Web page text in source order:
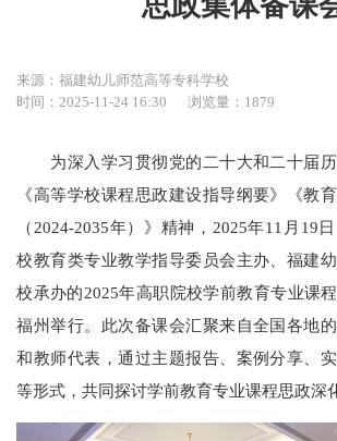
来源：福建幼儿师范高等专科学校
时间：2025-11-24 16:30
浏览量：1879
为深入学习贯彻党的二十大和二十届历
《高等学校课程思政建设指导纲要》《教
（2024-2035年）》精神，2025年11月19
校教育类专业教学指导委员会主办、福建
校承办的2025年高职院校学前教育专业课
福州举行。此次备课会汇聚来自全国各地
和教师代表，通过主题报告、案例分享、
等形式，共同探讨学前教育专业课程思政深